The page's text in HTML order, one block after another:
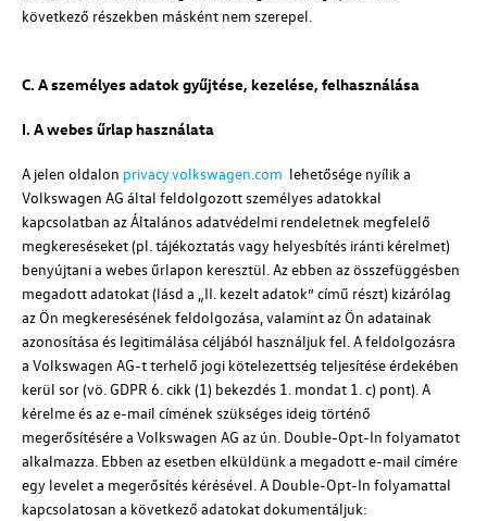
következő részekben másként nem szerepel.
C. A személyes adatok gyűjtése, kezelése, felhasználása
I. A webes űrlap használata
A jelen oldalon privacy.volkswagen.com lehetősége nyílik a
Volkswagen AG által feldolgozott személyes adatokkal
kapcsolatban az Általános adatvédelmi rendeletnek megfelelő
megkereséseket (pl.tájékoztatás vagy helyesbítés iránti kérelmet)
benyújtani a webes űrlapon keresztül. Az ebben az összefüggésben
megadott adatokat (lásd a „II. kezelt adatok” című részt) kizárólag
az Ön megkeresésének feldolgozása, valamint az Ön adatainak
azonosítása és legitimálása céljából használjuk fel. A feldolgozásra
a Volkswagen AG-t terhelő jogi kötelezettség teljesítése érdekében
kerül sor (vö. GDPR 6. cikk (1) bekezdés 1. mondat 1. c) pont). A
kérelme és az e-mail címének szükséges ideig történő
megerősítésére a Volkswagen AG az ún. Double-Opt-In folyamatot
alkalmazza. Ebben az esetben elküldünk a megadott e-mail címére
egy levelet a megerősítés kérésével. A Double-Opt-In folyamattal
kapcsolatosan a következő adatokat dokumentáljuk: